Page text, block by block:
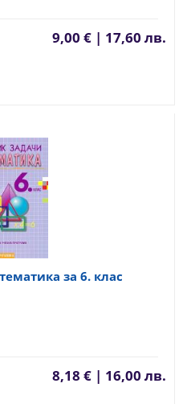
9,00 € | 17,60 лв.
за 6. клас
8,18 € | 16,00 лв.